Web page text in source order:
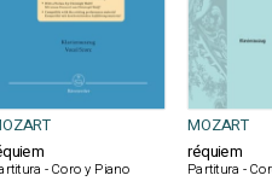
MOZART
- Coro y Piano
réquiem
Partitura -